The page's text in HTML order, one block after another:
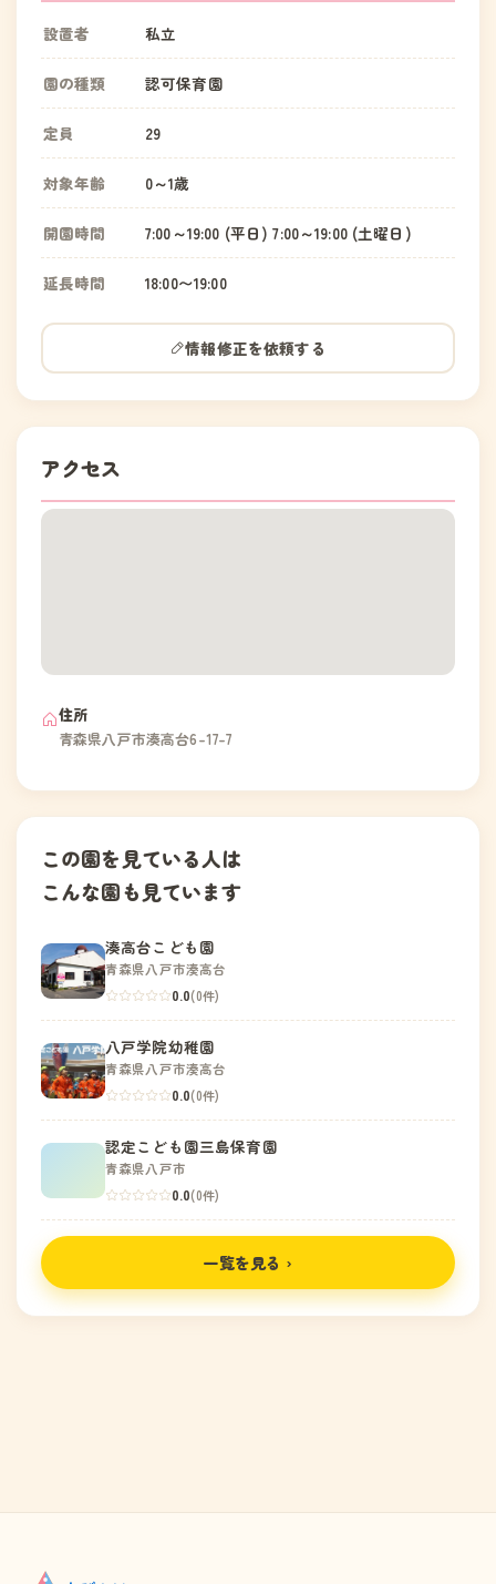
設置者 私立
園の種類 認可保育園
定員 29
対象年齢 0～1歳
開園時間 7:00～19:00 (平日) 7:00～19:00 (土曜日)
延長時間 18:00〜19:00
情報修正を依頼する
アクセス
住所
青森県八戸市湊高台6-17-7
この園を見ている人は
こんな園も見ています
湊高台こども園
青森県八戸市湊高台
0.0(0件)
八戸学院幼稚園
青森県八戸市湊高台
0.0(0件)
認定こども園三島保育園
青森県八戸市
0.0(0件)
一覧を見る ›